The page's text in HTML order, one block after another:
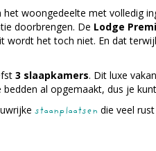
woongedeelte met volledig
doorbrengen. De Lodge
het toch niet. En dat
3 slaapkamers. Dit luxe
al opgemaakt, dus je
staanplaatsen die veel